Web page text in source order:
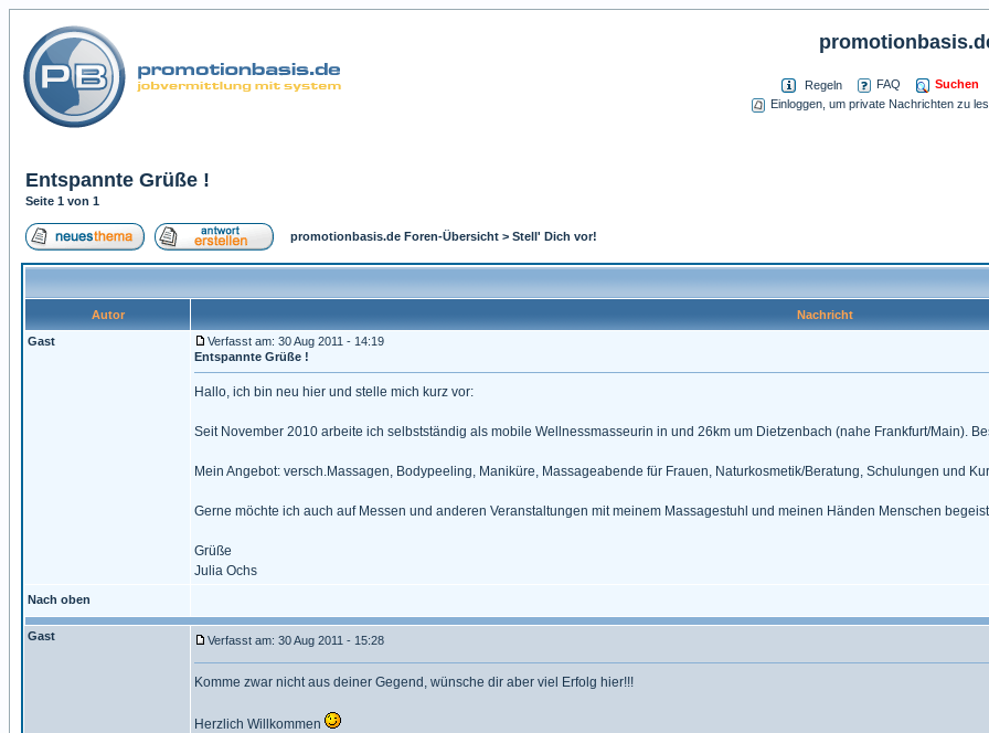
Regeln FAQ
Suchen
Einloggen, um private Nachrichten zu
Entspannte Grüße !
Seite 1 von 1
promotionbasis.de Foren-Übersicht > Stell' Dich vor!
Autor
Nachricht
Gast
Verfasst am: 30 Aug 2011 - 14:19
Entspannte Grüße !
Hallo, ich bin neu hier und stelle mich kurz vor:
Seit November 2010 arbeite ich selbstständig als mobile Wellnessmasseurin in und 26km um Dietzenbach (nahe Frankfurt/Main).
Mein Angebot: versch.Massagen, Bodypeeling, Maniküre, Massageabende für Frauen, Naturkosmetik/Beratung, Schulungen und
Gerne möchte ich auch auf Messen und anderen Veranstaltungen mit meinem Massagestuhl und meinen Händen Menschen
Grüße
Julia Ochs
Nach oben
Gast Verfasst am: 30 Aug 2011 - 15:28
Komme zwar nicht aus deiner Gegend, wünsche dir aber viel Erfolg hier!!!
Herzlich Willkommen